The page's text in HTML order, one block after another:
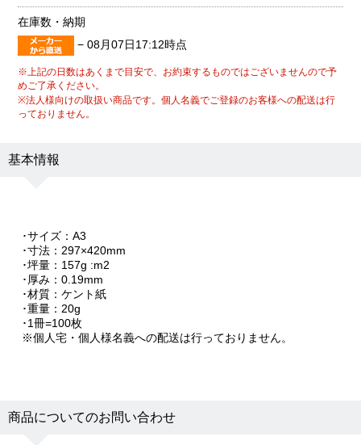
在庫数・納期
− 08月07日17:12時点
※上記の日数はあくまで目安で、お約束するものではございませんので予
めご了承ください。
※法人様向けの取扱い商品です。個人名義でご登録のお客様への配送は行
っておりません。
基本情報
･サイズ：A3
･寸法：297×420mm
･坪量：157g :m2
･厚み：0.19mm
･材質：ケント紙
･重量：20g
･1冊=100枚
※個人宅・個人様名義への配送は行っておりません。
商品についてのお問い合わせ